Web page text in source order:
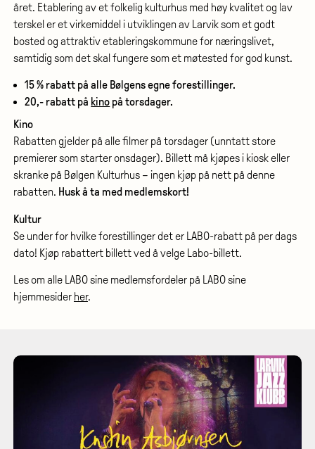
året. Etablering av et folkelig kulturhus med høy kvalitet og lav
terskel er et virkemiddel i utviklingen av Larvik som et godt
bosted og attraktiv etableringskommune for næringslivet,
samtidig som det skal fungere som et møtested for god kunst.
15 % rabatt på alle Bølgens egne forestillinger.
20,- rabatt på kino på torsdager.
Kino
Rabatten gjelder på alle filmer på torsdager (unntatt store
premierer som starter onsdager). Billett må kjøpes i kiosk eller
skranke på Bølgen Kulturhus – ingen kjøp på nett på denne
rabatten. Husk å ta med medlemskort!
Kultur
Se under for hvilke forestillinger det er LABO-rabatt på per dags
dato! Kjøp rabattert billett ved å velge Labo-billett.
Les om alle LABO sine medlemsfordeler på LABO sine
hjemmesider her.